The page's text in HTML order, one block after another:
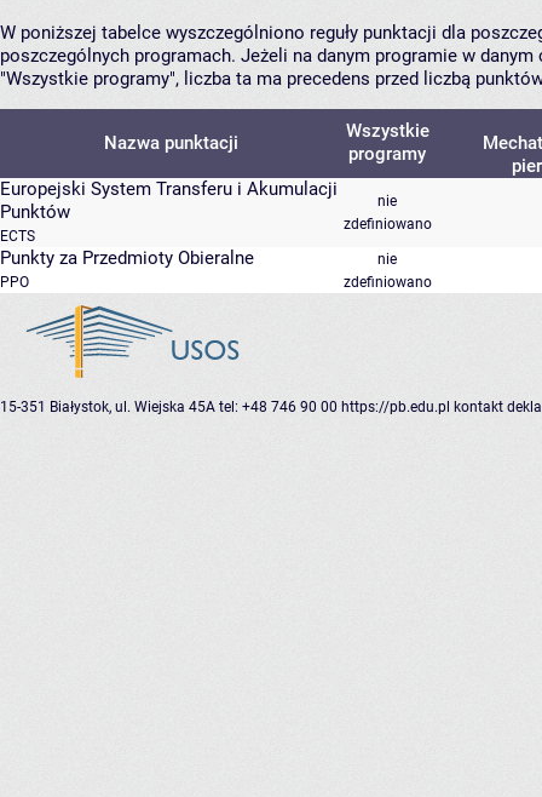
W poniższej tabelce wyszczególniono reguły punktacji dla
poszczególnych programach. Jeżeli na danym programie w
"Wszystkie programy", liczba ta ma precedens przed liczbą
Nazwa punktacji
Wszystkie
programy
Europejski System Transferu i Akumulacji
Punktów
ECTS
nie
zdefiniowano
Punkty za Przedmioty Obieralne
PPO
nie
zdefiniowano
15-351 Białystok, ul. Wiejska 45A tel: +48 746 90 00 https://pb.edu.pl kontakt